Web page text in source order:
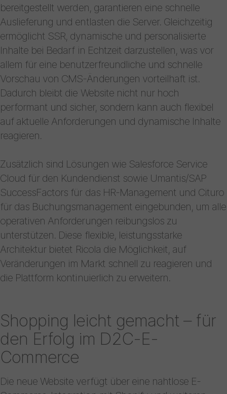
bereitgestellt werden, garantieren eine schnelle
Auslieferung und entlasten die Server. Gleichzeitig
ermöglicht SSR, dynamische und personalisierte
Inhalte bei Bedarf in Echtzeit darzustellen, was vor
allem für eine benutzerfreundliche und schnelle
Vorschau von CMS-Änderungen vorteilhaft ist.
Dadurch bleibt die Website nicht nur hoch
performant und sicher, sondern kann auch flexibel
auf aktuelle Anforderungen und dynamische Inhalte
reagieren.
Zusätzlich sind Lösungen wie Salesforce Service
Cloud für den Kundendienst sowie Umantis/SAP
SuccessFactors für das HR-Management und Cituro
für das Buchungsmanagement eingebunden, um alle
operativen Anforderungen reibungslos zu
unterstützen. Diese flexible, leistungsstarke
Architektur bietet Ricola die Möglichkeit, auf
Veränderungen im Markt schnell zu reagieren und
die Plattform kontinuierlich zu erweitern.
Shopping leicht gemacht – für
den Erfolg im D2C-E-
Commerce
Die neue Website verfügt über eine nahtlose E-